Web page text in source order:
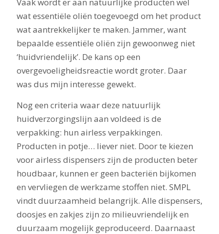
Vaak wordt er aan natuurlijke producten wel
wat essentiële oliën toegevoegd om het product
wat aantrekkelijker te maken. Jammer, want
bepaalde essentiële oliën zijn gewoonweg niet
‘huidvriendelijk’. De kans op een
overgevoeligheidsreactie wordt groter. Daar
was dus mijn interesse gewekt.
Nog een criteria waar deze natuurlijk
huidverzorgingslijn aan voldeed is de
verpakking: hun airless verpakkingen.
Producten in potje… liever niet. Door te kiezen
voor airless dispensers zijn de producten beter
houdbaar, kunnen er geen bacteriën bijkomen
en vervliegen de werkzame stoffen niet. SMPL
vindt duurzaamheid belangrijk. Alle dispensers,
doosjes en zakjes zijn zo milieuvriendelijk en
duurzaam mogelijk geproduceerd. Daarnaast